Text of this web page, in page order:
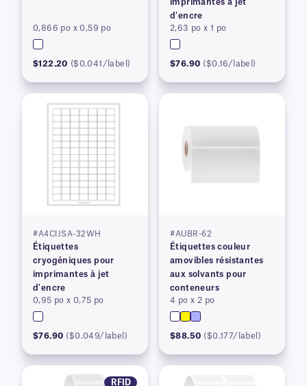
0,866 po x 0,59 po
$122.20 ($0.041/label)
imprimantes à jet
d'encre
2,63 po x 1 po
$76.90 ($0.16/label)
#A4CIJSA-32WH
Étiquettes
cryogéniques pour
imprimantes à jet
d'encre
0,95 po x 0,75 po
$76.90 ($0.049/label)
#AUBR-62
Étiquettes couleur
amovibles résistantes
aux solvants pour
conteneurs
4 po x 2 po
$88.50 ($0.177/label)
RFID